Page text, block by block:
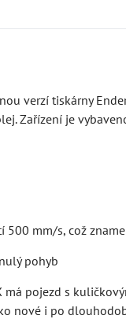
verzí tiskárny
Zařízení je
mm/s, což
pohyb
pojezd s
nové i po